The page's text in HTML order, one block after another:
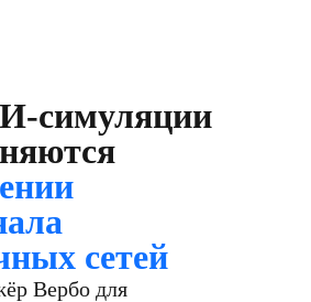
симуляции
сетей
Вербо для